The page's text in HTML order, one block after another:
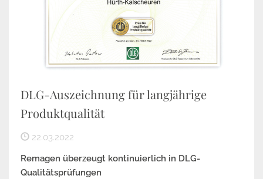
DLG-Auszeichnung für langjährige
Produktqualität
22.03.2022
Remagen überzeugt kontinuierlich in DLG-
Qualitätsprüfungen